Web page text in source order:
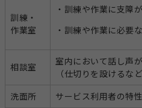
訓練・
作業室
・訓練や作業に支障
・訓練や作業に必要
相談室
室内において話し声
（仕切りを設けるなど
洗面所
サービス利用者の特